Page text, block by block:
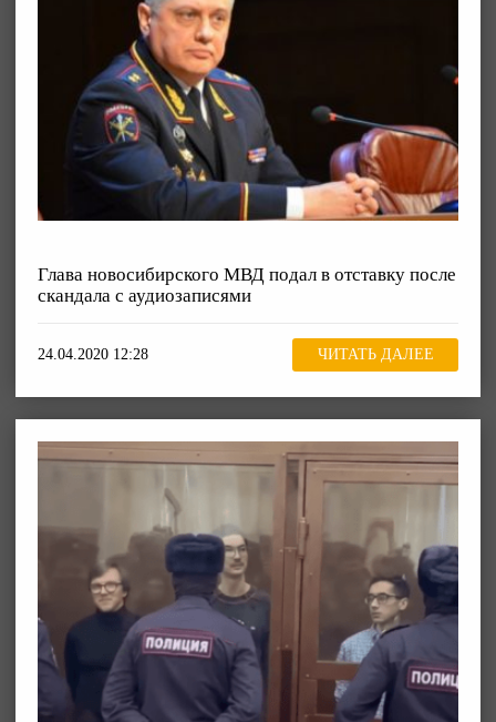
Глава новосибирского МВД подал в отставку после
скандала с аудиозаписями
24.04.2020 12:28 ЧИТАТЬ ДАЛЕЕ